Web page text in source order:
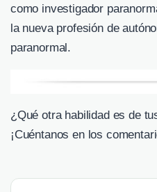
como investigador
la nueva profesión de
paranormal.
¿Qué otra habilidad es de
¡Cuéntanos en los